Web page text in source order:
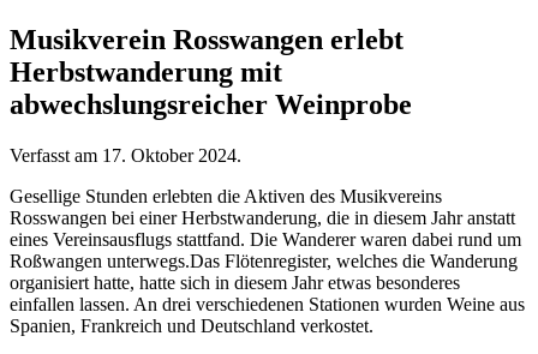
Musikverein Rosswangen erlebt
Herbstwanderung mit
abwechslungsreicher Weinprobe
Verfasst am 17. Oktober 2024.
Gesellige Stunden erlebten die Aktiven des Musikvereins
Rosswangen bei einer Herbstwanderung, die in diesem Jahr anstatt
eines Vereinsausflugs stattfand. Die Wanderer waren dabei rund um
Roßwangen unterwegs.Das Flötenregister, welches die Wanderung
organisiert hatte, hatte sich in diesem Jahr etwas besonderes
einfallen lassen. An drei verschiedenen Stationen wurden Weine aus
Spanien, Frankreich und Deutschland verkostet.